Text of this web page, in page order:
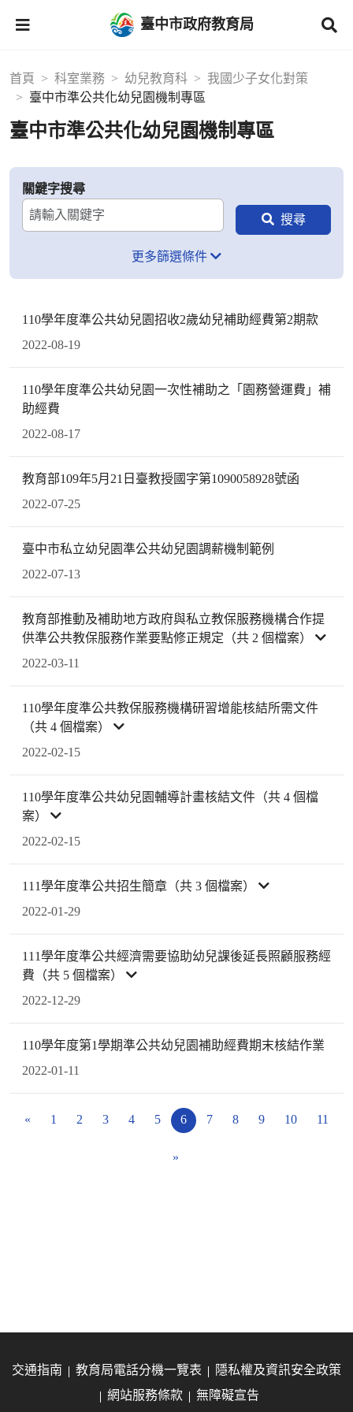
臺中市政府教育局
首頁 科室業務 幼兒教育科
我國少子女化對策
臺中市準公共化幼兒園機制專區
臺中市準公共化幼兒園機制專區
關鍵字搜尋
更多篩選條件
110學年度準公共幼兒園招收2歲幼兒補助經費第2期款
2022-08-19
110學年度準公共幼兒園一次性補助之「園務營運費」補
助經費
2022-08-17
教育部109年5月21日臺教授國字第1090058928號函
2022-07-25
臺中市私立幼兒園準公共幼兒園調薪機制範例
2022-07-13
教育部推動及補助地方政府與私立教保服務機構合作提
供準公共教保服務作業要點修正規定（共 2 個檔案）
2022-03-11
110學年度準公共教保服務機構研習增能核結所需文件
（共 4 個檔案）
2022-02-15
110學年度準公共幼兒園輔導計畫核結文件（共 4 個檔
案）
2022-02-15
111學年度準公共招生簡章（共 3 個檔案）
2022-01-29
111學年度準公共經濟需要協助幼兒課後延長照顧服務經
費（共 5 個檔案）
2022-12-29
110學年度第1學期準公共幼兒園補助經費期末核結作業
2022-01-11
« 1 2 3 4 5 6 7 8 9 10 11
»
交通指南 教育局電話分機一覽表
隱私權及資訊安全政策
網站服務條款
無障礙宣告